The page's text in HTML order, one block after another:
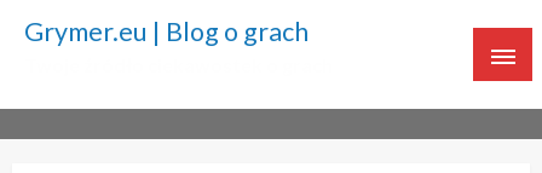
Grymer.eu | Blog o grach